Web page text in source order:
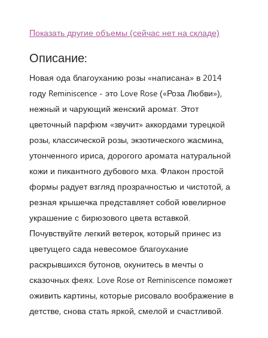
Показать другие объемы (сейчас нет на складе)
Описание:
Новая ода благоуханию розы «написана» в 2014
году Reminiscence - это Love Rose («Роза Любви»),
нежный и чарующий женский аромат. Этот
цветочный парфюм «звучит» аккордами турецкой
розы, классической розы, экзотического жасмина,
утонченного ириса, дорогого аромата натуральной
кожи и пикантного дубового мха. Флакон простой
формы радует взгляд прозрачностью и чистотой, а
резная крышечка представляет собой ювелирное
украшение с бирюзового цвета вставкой.
Почувствуйте легкий ветерок, который принес из
цветущего сада невесомое благоухание
раскрывшихся бутонов, окунитесь в мечты о
сказочных феях. Love Rose от Reminiscence поможет
оживить картины, которые рисовало воображение в
детстве, снова стать яркой, смелой и счастливой.